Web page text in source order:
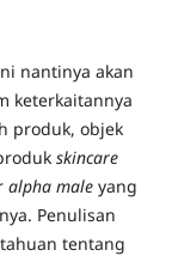
nantinya akan
keterkaitannya
produk, objek
skincare
alpha male yang
Penulisan
tentang